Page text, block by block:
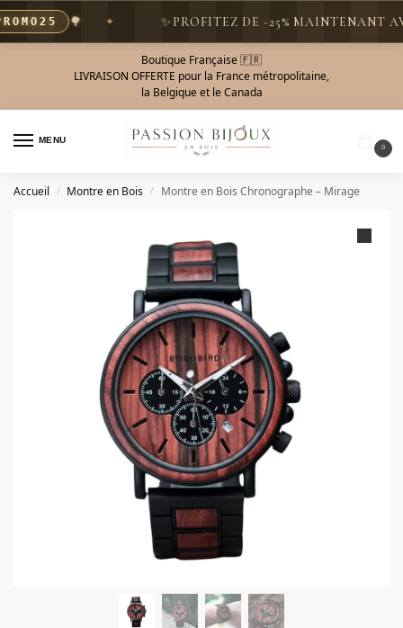
🌳 PROFITEZ DE -25% MAINTENANT
Boutique Française 🇫🇷
LIVRAISON OFFERTE pour la France métropolitaine,
la Belgique et le Canada
MENU
0
Accueil / Montre en Bois / Montre en Bois Chronographe – Mirage